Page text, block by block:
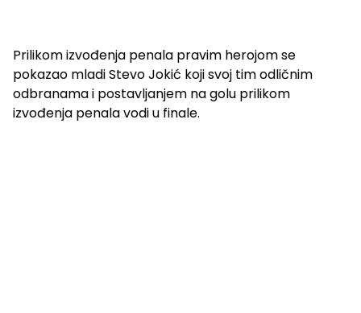
Prilikom izvođenja penala pravim herojom se
pokazao mladi Stevo Jokić koji svoj tim odličnim
odbranama i postavljanjem na golu prilikom
izvođenja penala vodi u finale.